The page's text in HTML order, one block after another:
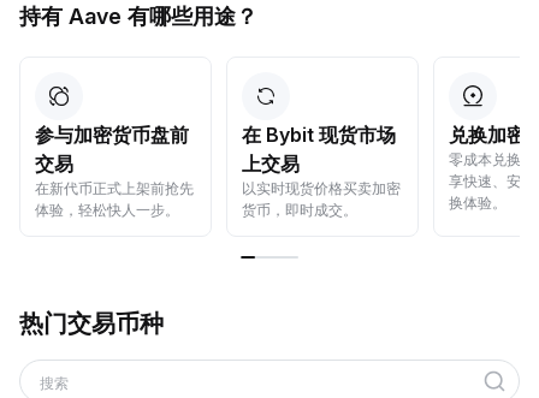
持有 Aave 有哪些用途？
参与加密货币盘前
交易
在新代币正式上架前抢先
体验，轻松快人一步。
在 Bybit 现货市场
上交易
以实时现货价格买卖加密
货币，即时成交。
兑换加密
零成本兑换
享快速、安
换体验。
热门交易币种
搜索